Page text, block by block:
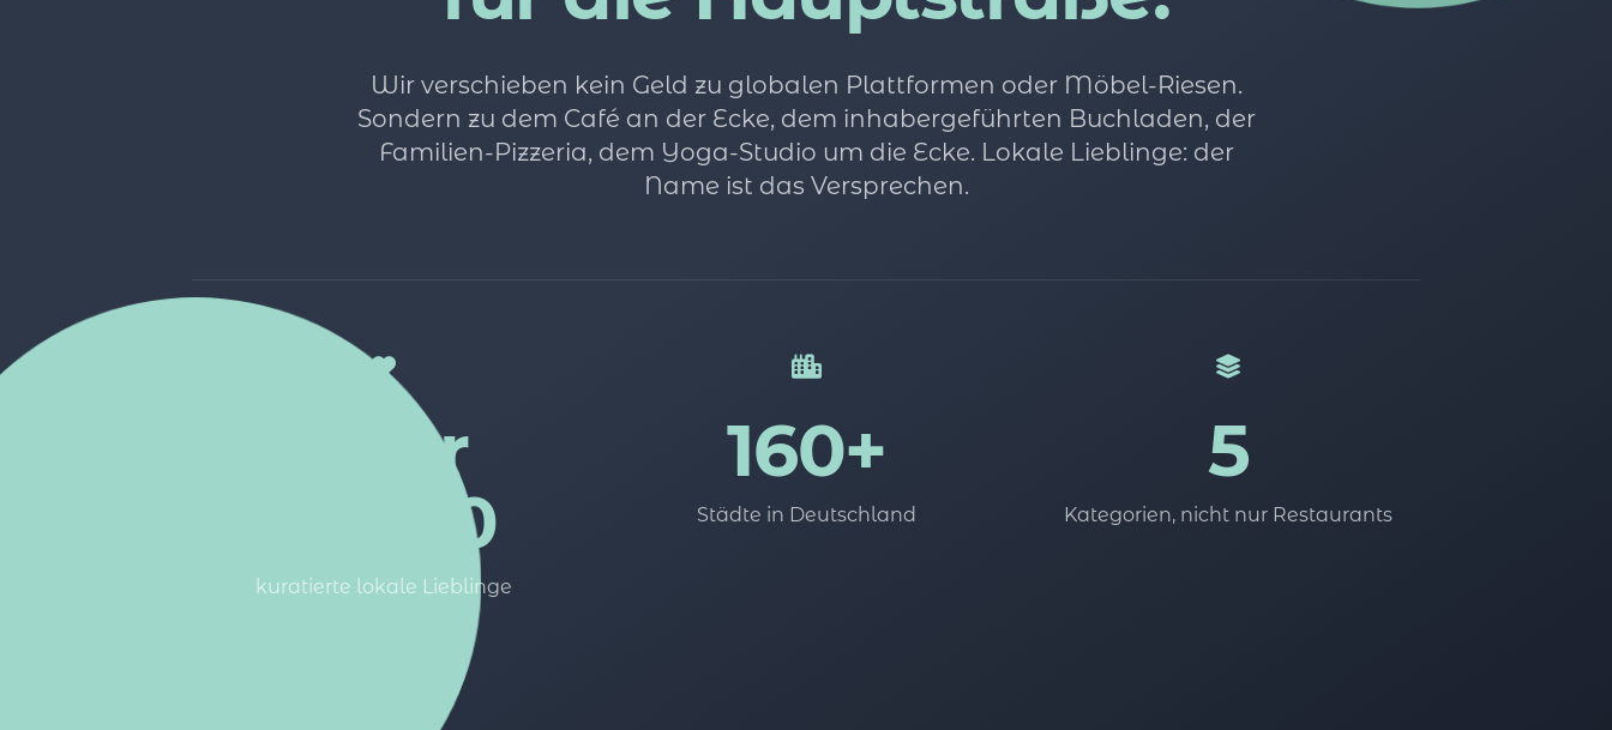
Wir verschieben kein Geld zu globalen Plattformen oder Möbel-Riesen.
Sondern zu dem Café an der Ecke, dem inhabergeführten Buchladen, der
Familien-Pizzeria, dem Yoga-Studio um die Ecke. Lokale Lieblinge: der
Name ist das Versprechen.
über
15.000
kuratierte lokale Lieblinge
160+
Städte in Deutschland
5
Kategorien, nicht nur Restaurants